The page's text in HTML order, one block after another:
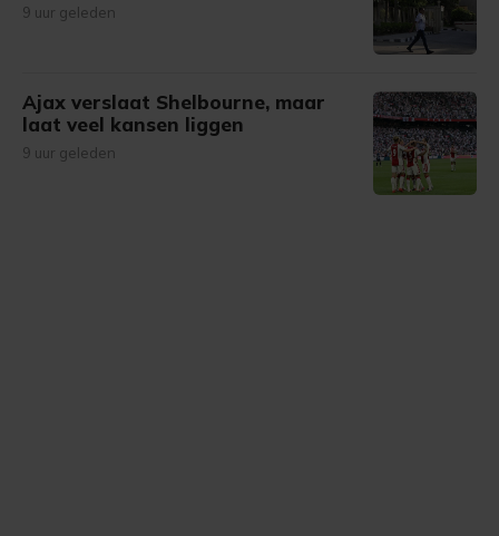
9 uur geleden
Ajax verslaat Shelbourne, maar
laat veel kansen liggen
9 uur geleden